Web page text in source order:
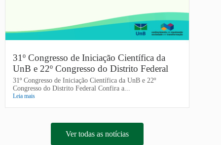
31º Congresso de Iniciação Científica da
UnB e 22º Congresso do Distrito Federal
31º Congresso de Iniciação Científica da UnB e 22º
Congresso do Distrito Federal Confira a...
Leia mais
Ver todas as notícias